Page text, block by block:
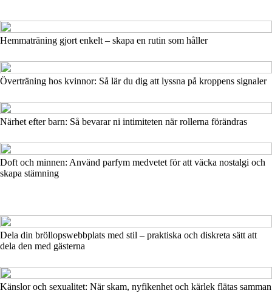
Hemmaträning gjort enkelt – skapa en rutin som håller
Överträning hos kvinnor: Så lär du dig att lyssna på kroppens signaler
Närhet efter barn: Så bevarar ni intimiteten när rollerna förändras
Doft och minnen: Använd parfym medvetet för att väcka nostalgi och
skapa stämning
Dela din bröllopswebbplats med stil – praktiska och diskreta sätt att
dela den med gästerna
Känslor och sexualitet: När skam, nyfikenhet och kärlek flätas samman